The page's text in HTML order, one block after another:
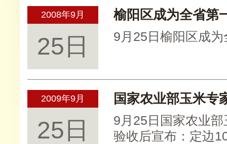
2008年9月
25日
榆阳区成为全省第
9月25日榆阳区成
2009年9月
25日
国家农业部玉米专
9月25日国家农业
验收后宣布：定边